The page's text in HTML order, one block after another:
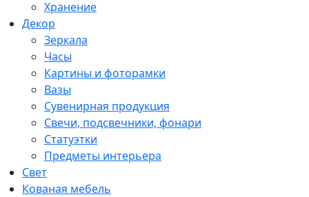
Хранение
Декор
Зеркала
Часы
Картины и фоторамки
Вазы
Сувенирная продукция
Свечи, подсвечники, фонари
Статуэтки
Предметы интерьера
Свет
Кованая мебель